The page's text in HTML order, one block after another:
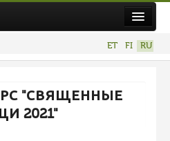
ET FI RU
"СВЯЩЕННЫЕ
2021"